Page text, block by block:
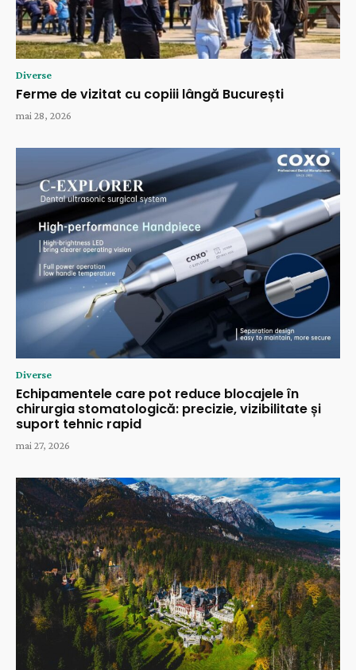
Diverse
Ferme de vizitat cu copiii lângă București
mai 28, 2026
Diverse
Echipamentele care pot reduce blocajele în
chirurgia stomatologică: precizie, vizibilitate și
suport tehnic rapid
mai 27, 2026